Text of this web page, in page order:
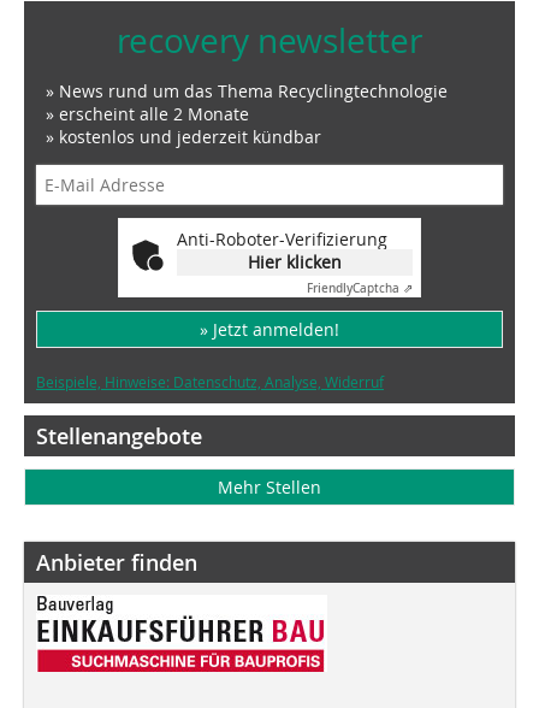
recovery newsletter
» News rund um das Thema Recyclingtechnologie
» erscheint alle 2 Monate
» kostenlos und jederzeit kündbar
Anti-Roboter-Verifizierung
Hier klicken
FriendlyCaptcha ⇗
» Jetzt anmelden!
Beispiele, Hinweise: Datenschutz, Analyse, Widerruf
Stellenangebote
Mehr Stellen
Anbieter finden